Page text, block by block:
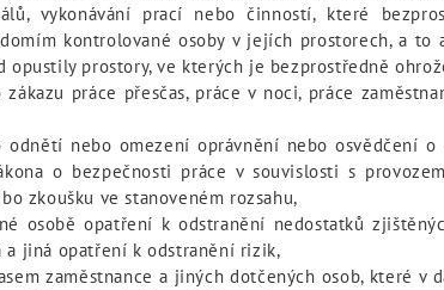
vykonávání prací nebo činností, které
kontrolované osoby v jejích prostorech, a
opustily prostory, ve kterých je bezprostředně
práce přesčas, práce v noci, práce
nebo omezení oprávnění nebo osvědčení
o bezpečnosti práce v souvislosti s
zkoušku ve stanoveném rozsahu,
osobě opatření k odstranění nedostatků
a jiná opatření k odstranění rizik,
zaměstnance a jiných dotčených osob, které